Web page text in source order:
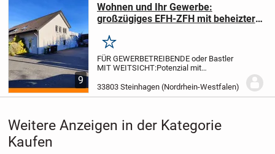
9
Wohnen und Ihr Gewerbe:
großzügiges EFH-ZFH mit beheizter
Merken
FÜR GEWERBETREIBENDE oder Bastler
MIT WEITSICHT:Potenzial mit
Kleinunternehmer - dieses EFH / ZFH mit
angebauter Gewerbehalle wird Sie
33803 Steinhagen (Nordrhein-Westfalen)
Weitere Anzeigen in der Kategorie
Kaufen